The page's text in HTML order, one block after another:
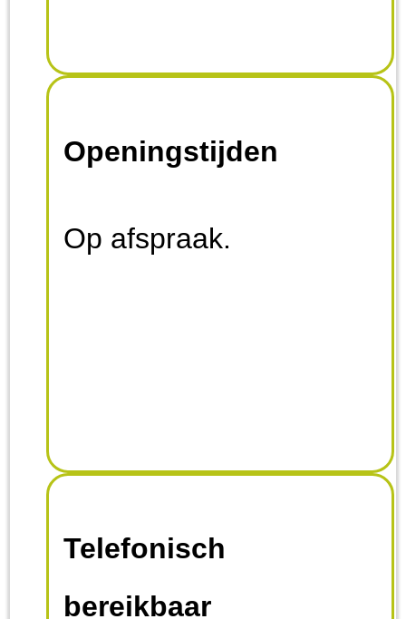
Openingstijden
Op afspraak.
Telefonisch
bereikbaar